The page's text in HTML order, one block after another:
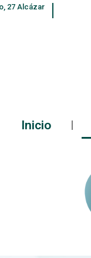
27 Alcázar
Inicio